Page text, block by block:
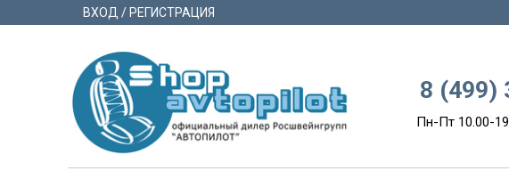
ВХОД / РЕГИСТРАЦИЯ
8 (499)
Пн-Пт 10.00-